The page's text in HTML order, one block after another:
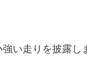
い走りを披露し